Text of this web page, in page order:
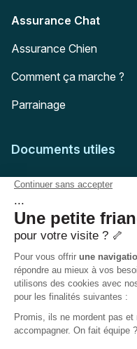
Assurance Chat
Assurance Chien
Comment ça marche ?
Parrainage
Documents utiles
Feuille de soins
Conditions générales
Politique de confidentialité
Politique des Cookies
Accessibilité :
Partiellement conforme